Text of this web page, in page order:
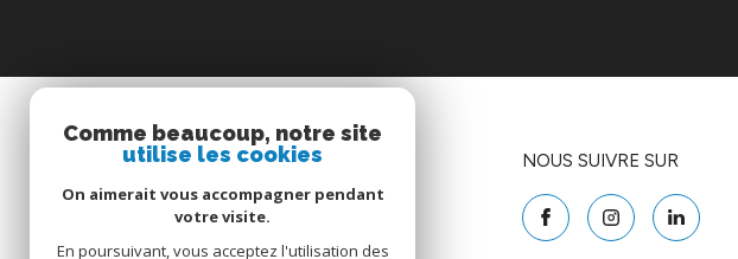
AGENCE CORSE
09 88 45 91 91
agence.corse@cif-immo.com
NOUS SUIVRE SUR
Comme beaucoup, notre site
utilise les cookies
On aimerait vous accompagner pendant
votre visite.
En poursuivant, vous acceptez l'utilisation des